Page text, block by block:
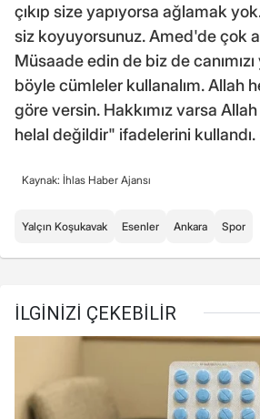
çıkıp size yapıyorsa ağlamak
siz koyuyorsunuz. Amed'de çok
Müsaade edin de biz de canımızı
böyle cümleler kullanalım. Allah
göre versin. Hakkımız varsa
helal değildir" ifadelerini kullandı.
Kaynak: İhlas Haber Ajansı
Yalçın Koşukavak Esenler Ankara Spor